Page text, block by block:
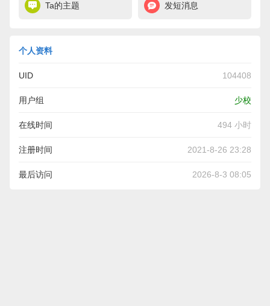
Ta的主题 发短消息
个人资料
UID 104408
用户组 少校
在线时间 494 小时
注册时间 2021-8-26 23:28
最后访问 2026-8-3 08:05